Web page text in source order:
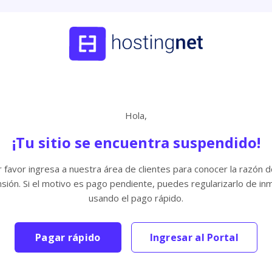
Hola,
¡Tu sitio se encuentra suspendido!
favor ingresa a nuestra área de clientes para conocer la razón
Si el motivo es pago pendiente, puedes regularizarlo de
usando el pago rápido.
Pagar rápido Ingresar al Portal